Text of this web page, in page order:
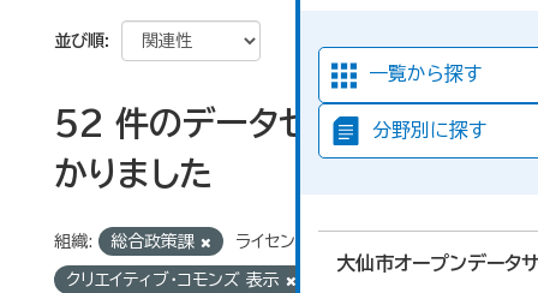
一覧から探す
分野別に探す
大仙市オープンデータ
並び順
52 件のデータセットが見つ
かりました
組織: 総合政策課 ライセンス:
クリエイティブ・コモンズ 表示